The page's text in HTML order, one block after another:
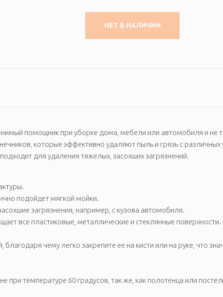
НЕТ В НАЛИЧИИ
помощник при уборке дома, мебели или автомобиля и не
которые эффективно удаляют пыль и грязь с различных
для удаления тяжелых, засохших загрязнений.
подойдет мягкой мойки.
загрязнения, например, с кузова автомобиля.
все пластиковые, металлические и стеклянные поверхности.
благодаря чему легко закрепите ее на кисти или на руке, что
температуре 60 градусов, так же, как полотенца или